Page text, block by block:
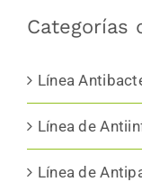
Categorías
Línea
Línea de
Línea de